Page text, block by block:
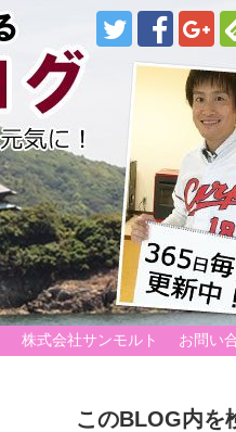
株式会社サンモルト お問い
このBLOG内を